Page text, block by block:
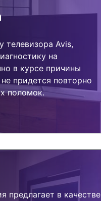
телевизора Avis,
на
в курсе причины
придется повторно
поломок.
предлагает в качестве